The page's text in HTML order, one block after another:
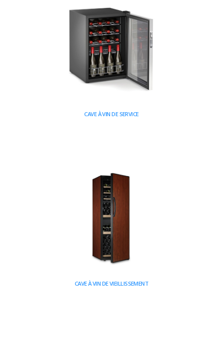
CAVE À VIN DE SERVICE
CAVE À VIN DE VIEILLISSEMENT